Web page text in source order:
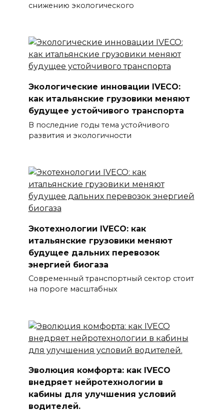
снижению экологического
Экологические инновации IVECO:
как итальянские грузовики меняют
будущее устойчивого транспорта
В последние годы тема устойчивого
развития и экологичности
Экотехнологии IVECO: как
итальянские грузовики меняют
будущее дальних перевозок
энергией биогаза
Современный транспортный сектор стоит
на пороге масштабных
Эволюция комфорта: как IVECO
внедряет нейротехнологии в
кабины для улучшения условий
водителей.